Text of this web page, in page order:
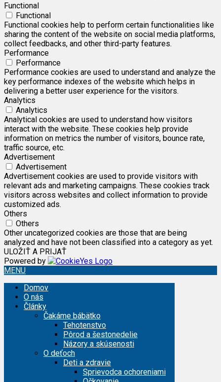
Functional
Functional
Functional cookies help to perform certain functionalities like
sharing the content of the website on social media platforms,
collect feedbacks, and other third-party features.
Performance
Performance
Performance cookies are used to understand and analyze the
key performance indexes of the website which helps in
delivering a better user experience for the visitors.
Analytics
Analytics
Analytical cookies are used to understand how visitors
interact with the website. These cookies help provide
information on metrics the number of visitors, bounce rate,
traffic source, etc.
Advertisement
Advertisement
Advertisement cookies are used to provide visitors with
relevant ads and marketing campaigns. These cookies track
visitors across websites and collect information to provide
customized ads.
Others
Others
Other uncategorized cookies are those that are being
analyzed and have not been classified into a category as yet.
ULOŽIŤ A PRIJAŤ
Powered by
MENU
Domov
O nás
Články
Čakáme bábätko
Tehotenstvo
Pôrod a šestonedelie
Názory a skúsenosti
O deťoch
Deti a zdravie
Sprievodca ochoreniami